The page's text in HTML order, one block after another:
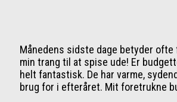
Månedens sidste dage betyder
min trang til at spise ude! Er
helt fantastisk. De har varme,
brug for i efteråret. Mit foretrukne